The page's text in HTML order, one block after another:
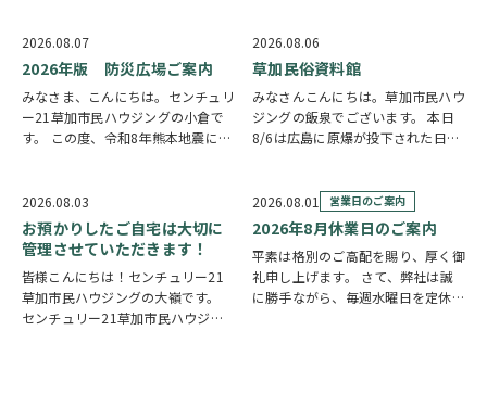
2026.08.07
2026年版 防災広場ご案内
みなさま、こんにちは。センチュリ
ー21草加市民ハウジングの小倉で
す。 この度、令和8年熊本地震によ
多い国です。草加市においても、他
人事ではなく、日頃から少しでも、
防災意識を高め…
2026.08.06
草加民俗資料館
みなさんこんにちは。草加市民ハウ
ジングの飯泉でございます。 本日
8/6は広島に原爆が投下された日に
もあります。 草加でも谷塚町、新
田などで空襲があったと言い伝えが
あります。草加…
2026.08.03
お預かりしたご自宅は大切に
管理させていただきます！
皆様こんにちは！センチュリー21
草加市民ハウジングの大嶺です。
センチュリー21草加市民ハウジン
2026.08.01 営業日のご案内
2026年8月休業日のご案内
平素は格別のご高配を賜り、厚く御
礼申し上げます。 さて、弊社は誠
に勝手ながら、毎週水曜日を定休日